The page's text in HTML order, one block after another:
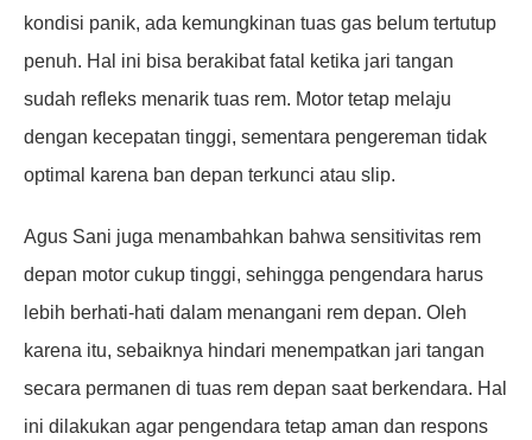
kondisi panik, ada kemungkinan tuas gas belum tertutup
penuh. Hal ini bisa berakibat fatal ketika jari tangan
sudah refleks menarik tuas rem. Motor tetap melaju
dengan kecepatan tinggi, sementara pengereman tidak
optimal karena ban depan terkunci atau slip.
Agus Sani juga menambahkan bahwa sensitivitas rem
depan motor cukup tinggi, sehingga pengendara harus
lebih berhati-hati dalam menangani rem depan. Oleh
karena itu, sebaiknya hindari menempatkan jari tangan
secara permanen di tuas rem depan saat berkendara. Hal
ini dilakukan agar pengendara tetap aman dan respons